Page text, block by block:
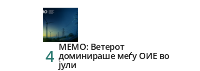
МЕМО: Ветерот
доминираше меѓу ОИЕ во
јули